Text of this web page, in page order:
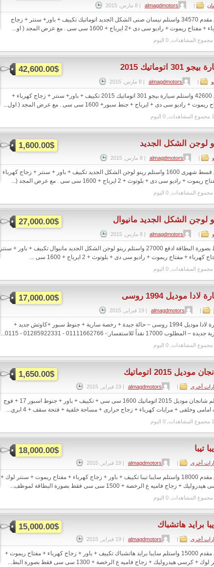
|
almagdmotors
| 8 مارس, 2015
ادفع مقدم 34570 واستلم نيسان صنى الشكل الجديد اتوماتيك تكييف + باور+ سنتر + زجاج
مفتاح ريموت + راديو سى دى +2 ايرباج + 1600 سى سى . مع عرض المجد ( او...
42,600.00$ 301 اتوماتيك 2015
|
almagdmotors
| 8 مارس, 2015
ادفع 42600 واستلم سيارة بيجو 301 اتوماتيك 2015 تكييف + باور+ سنتر + زجاج كهرباء +
+ راديو سى دى + ايرباج + جنط سبور+ 1600 سى سى . مع عرض المجد ( اول...
1,600.00$ لوجن الشكل الجديد
|
almagdmotors
| 8 مارس, 2015
ادفع قسط شهرى 1600 واستلم رينو لوجن الشكل الجديد تكييف + باور + سنتر + زجاج كهرباء
ريموت + راديو سى دى + بلوتوث + 2 ايرباج + 1600 سى سى . مع عرض المجد (...
27,000.00$ لوجن الشكل الجديد مانيوال
|
almagdmotors
| 8 مارس, 2015
فقط بصورة البطاقة ادفع 27000 واستلم رينو لوجن الشكل الجديد مانيوال تكييف + باور + سنتر
كهرباء + مفتاح ريموت + راديو سى دى + بلوتوث + 2 ايرباج + 1600 سى ...
17,000.00$ لادا موديل 1994 روسى
|
almagdmotors
| 19 فبراير, 2015
سيارة لادا موديل 1994 روسى – حالة جيدة + رخصة سارية + جنوط سبور +كاوتش جديد +
المطلوب 17000 نقداً للاستفسار:- 01111662766 - 01285922331 - 0115...
1,650.00$ موديل 2015 اتوماتيك
أخرى |
almagdmotors
| 19 فبراير, 2015
استلم شانجان موديل 2015 اتوماتيك 1600 سى سى + تكييف + باور + جنوط اسبور 17 + فوج
امامى وخلفى + مرايات كهرباء + زجاج حرارى + مساحة خلفية + فتحة سقف + 4 ابري...
18,000.00$ تيبا
أخرى |
almagdmotors
| 19 فبراير, 2015
ادفع مقدم 18000 واستلم سايبا تيبا تكييف + باور + زجاج كهرباء + مفتاح ريموت + سنتر لوك +
+ زجاج فاميه ع الرخصة + 1500 سى سى فقط بصورة البطاقة لموظف...
15,000.00$ برايد هاتشباك
أخرى |
almagdmotors
| 19 فبراير, 2015
ادفع مقدم 15000 واستلم سايبا برايد هاتشباك تكييف + باور + زجاج كهرباء + مفتاح ريموت +
+ كرسى هيدروليك + زجاج فاميه ع الرخصة + 1300 سى سى فقط بصورة البط...